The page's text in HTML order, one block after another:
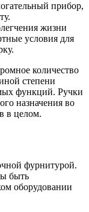
прибор,
жизни
условия для
количество
степени
функций. Ручки
назначения во
в целом.
фурнитурой.
быть
оборудовании